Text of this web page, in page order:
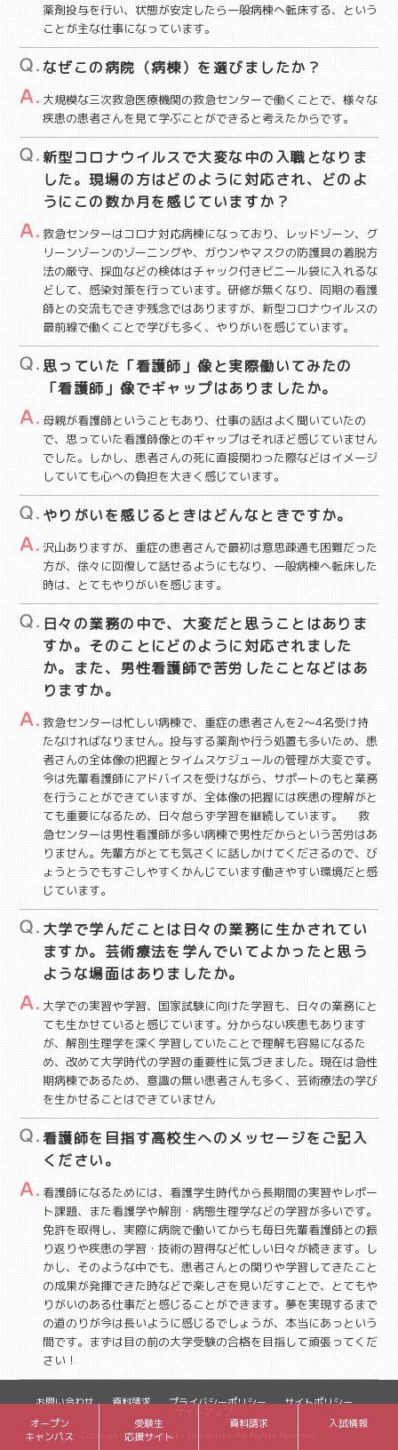
オープン
キャンパス
受験生
応援サイト
資料請求 入試情報
薬剤投与を行い、状態が安定したら一般病棟へ転床する、という
ことが主な仕事になっています。
なぜこの病院（病棟）を選びましたか？
大規模な三次救急医療機関の救急センターで働くことで、様々な
疾患の患者さんを見て学ぶことができると考えたからです。
新型コロナウイルスで大変な中の入職となりま
した。現場の方はどのように対応され、どのよ
うにこの数か月を感じていますか？
救急センターはコロナ対応病棟になっており、レッドゾーン、グ
リーンゾーンのゾーニングや、ガウンやマスクの防護具の着脱方
法の厳守、採血などの検体はチャック付きビニール袋に入れるな
どして、感染対策を行っています。研修が無くなり、同期の看護
師との交流もできず残念ではありますが、新型コロナウイルスの
最前線で働くことで学びも多く、やりがいを感じています。
思っていた「看護師」像と実際働いてみたの
「看護師」像でギャップはありましたか。
母親が看護師ということもあり、仕事の話はよく聞いていたの
で、思っていた看護師像とのギャップはそれほど感じていません
でした。しかし、患者さんの死に直接関わった際などはイメージ
していても心への負担を大きく感じています。
やりがいを感じるときはどんなときですか。
沢山ありますが、重症の患者さんで最初は意思疎通も困難だった
方が、徐々に回復して話せるようにもなり、一般病棟へ転床した
時は、とてもやりがいを感じます。
日々の業務の中で、大変だと思うことはありま
すか。そのことにどのように対応されました
か。また、男性看護師で苦労したことなどはあ
りますか。
救急センターは忙しい病棟で、重症の患者さんを2～4名受け持
たなければなりません。投与する薬剤や行う処置も多いため、患
者さんの全体像の把握とタイムスケジュールの管理が大変です。
今は先輩看護師にアドバイスを受けながら、サポートのもと業務
を行うことができていますが、全体像の把握には疾患の理解がと
ても重要になるため、日々怠らず学習を継続しています。 救
急センターは男性看護師が多い病棟で男性だからという苦労はあ
りません。先輩方がとても気さくに話しかけてくださるので、び
ょうとうでもすごしやすくかんじています働きやすい環境だと感
じています。
大学で学んだことは日々の業務に生かされてい
ますか。芸術療法を学んでいてよかったと思う
ような場面はありましたか。
大学での実習や学習、国家試験に向けた学習も、日々の業務にと
ても生かせていると感じています。分からない疾患もあります
が、解剖生理学を深く学習していたことで理解も容易になるた
め、改めて大学時代の学習の重要性に気づきました。現在は急性
期病棟であるため、意識の無い患者さんも多く、芸術療法の学び
を生かせることはできていません
看護師を目指す高校生へのメッセージをご記入
ください。
看護師になるためには、看護学生時代から長期間の実習やレポー
ト課題、また看護学や解剖・病態生理学などの学習が多いです。
免許を取得し、実際に病院で働いてからも毎日先輩看護師との振
り返りや疾患の学習・技術の習得など忙しい日々が続きます。し
かし、そのような中でも、患者さんとの関りや学習してきたこと
の成果が発揮できた時などで楽しさを見いだすことで、とてもや
りがいのある仕事だと感じることができます。夢を実現するまで
の道のりが今は長いように感じるでしょうが、本当にあっという
間です。まずは目の前の大学受験の合格を目指して頑張ってくだ
さい！
お問い合わせ 資料請求 プライバシーポリシー サイトポリシー
Copyrights ©Takarazuka University. All Rights Reserved.